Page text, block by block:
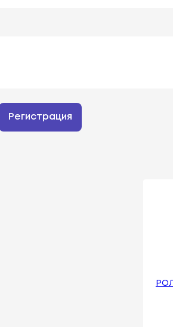
Регистрация